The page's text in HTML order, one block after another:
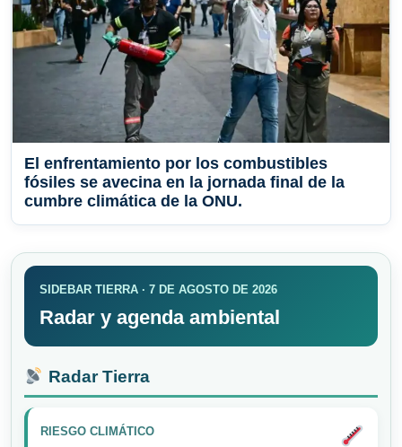
El enfrentamiento por los combustibles
fósiles se avecina en la jornada final de la
cumbre climática de la ONU.
SIDEBAR TIERRA · 7 DE AGOSTO DE 2026
Radar y agenda ambiental
Radar Tierra
RIESGO CLIMÁTICO